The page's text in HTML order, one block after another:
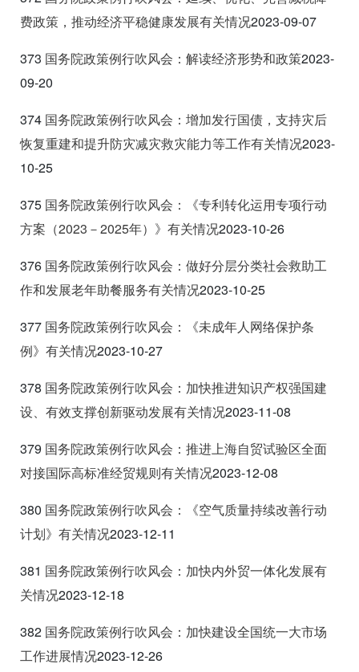
费政策，推动经济平稳健康发展有关情况2023-09-07
373 国务院政策例行吹风会：解读经济形势和政策2023-
09-20
374 国务院政策例行吹风会：增加发行国债，支持灾后
恢复重建和提升防灾减灾救灾能力等工作有关情况2023-
10-25
375 国务院政策例行吹风会：《专利转化运用专项行动
方案（2023 －2025年）》有关情况2023-10-26
376 国务院政策例行吹风会：做好分层分类社会救助工
作和发展老年助餐服务有关情况2023-10-25
377 国务院政策例行吹风会：《未成年人网络保护条
例》有关情况2023-10-27
378 国务院政策例行吹风会：加快推进知识产权强国建
设、有效支撑创新驱动发展有关情况2023-11-08
379 国务院政策例行吹风会：推进上海自贸试验区全面
对接国际高标准经贸规则有关情况2023-12-08
380 国务院政策例行吹风会：《空气质量持续改善行动
计划》有关情况2023-12-11
381 国务院政策例行吹风会：加快内外贸一体化发展有
关情况2023-12-18
382 国务院政策例行吹风会：加快建设全国统一大市场
工作进展情况2023-12-26